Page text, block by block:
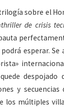
sobre el
de crisis
esperar.
despojado
y secuencias
los múltiples